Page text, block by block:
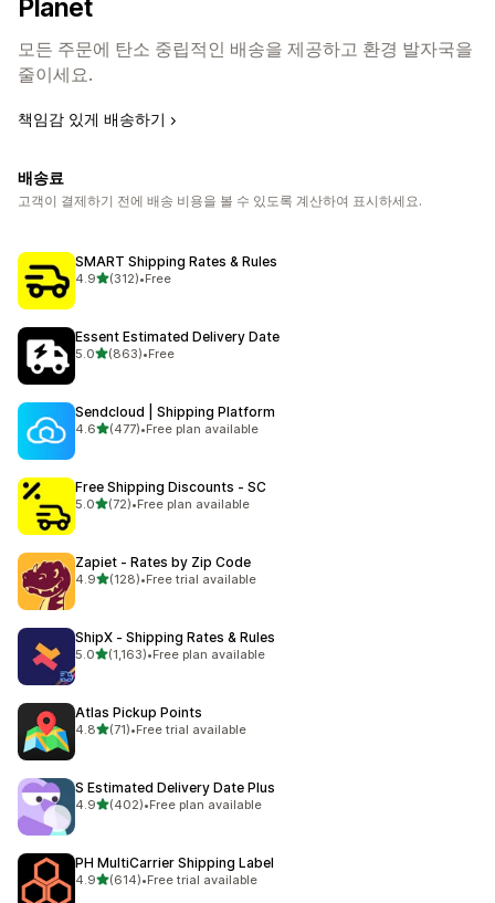
Planet
모든 주문에 탄소 중립적인 배송을 제공하고 환경 발자국을
줄이세요.
책임감 있게 배송하기
배송료
고객이 결제하기 전에 배송 비용을 볼 수 있도록 계산하여 표시하세요.
SMART Shipping Rates & Rules
4.9별 5개 중
(312)
총 리뷰 312개
•Free
Essent Estimated Delivery Date
5.0별 5개 중
(863)
총 리뷰 863개
•Free
Sendcloud | Shipping Platform
4.6별 5개 중
(477)
총 리뷰 477개
•Free plan available
Free Shipping Discounts ‑ SC
5.0별 5개 중
(72)
총 리뷰 72개
•Free plan available
Zapiet ‑ Rates by Zip Code
4.9별 5개 중
(128)
총 리뷰 128개
•Free trial available
ShipX ‑ Shipping Rates & Rules
5.0별 5개 중
(1,163)
총 리뷰 1163개
•Free plan available
Atlas Pickup Points
4.8별 5개 중
(71)
총 리뷰 71개
•Free trial available
S Estimated Delivery Date Plus
4.9별 5개 중
(402)
총 리뷰 402개
•Free plan available
PH MultiCarrier Shipping Label
4.9별 5개 중
(614)
총 리뷰 614개
•Free trial available